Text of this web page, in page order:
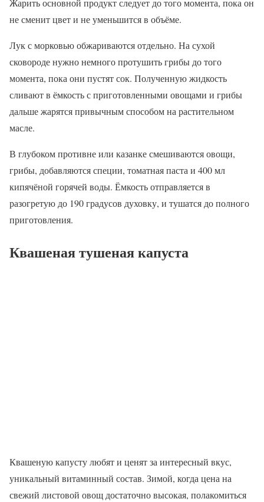
Жарить основной продукт следует до того момента, пока он
не сменит цвет и не уменьшится в объёме.
Лук с морковью обжариваются отдельно. На сухой
сковороде нужно немного протушить грибы до того
момента, пока они пустят сок. Полученную жидкость
сливают в ёмкость с приготовленными овощами и грибы
дальше жарятся привычным способом на растительном
масле.
В глубоком противне или казанке смешиваются овощи,
грибы, добавляются специи, томатная паста и 400 мл
кипячёной горячей воды. Ёмкость отправляется в
разогретую до 190 градусов духовку, и тушатся до полного
приготовления.
Квашеная тушеная капуста
Квашеную капусту любят и ценят за интересный вкус,
уникальный витаминный состав. Зимой, когда цена на
свежий листовой овощ достаточно высокая, полакомиться